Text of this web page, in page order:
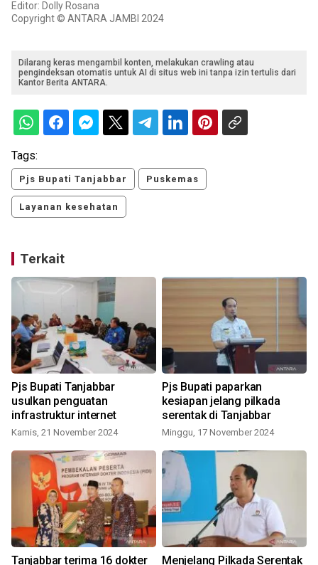
Editor: Dolly Rosana
Copyright © ANTARA JAMBI 2024
Dilarang keras mengambil konten, melakukan crawling atau
pengindeksan otomatis untuk AI di situs web ini tanpa izin tertulis dari
Kantor Berita ANTARA.
Tags:
Pjs Bupati Tanjabbar Puskemas
Layanan kesehatan
Terkait
Pjs Bupati Tanjabbar
usulkan penguatan
infrastruktur internet
Kamis, 21 November 2024
Pjs Bupati paparkan
kesiapan jelang pilkada
serentak di Tanjabbar
Minggu, 17 November 2024
Tanjabbar terima 16 dokter Menjelang Pilkada Serentak